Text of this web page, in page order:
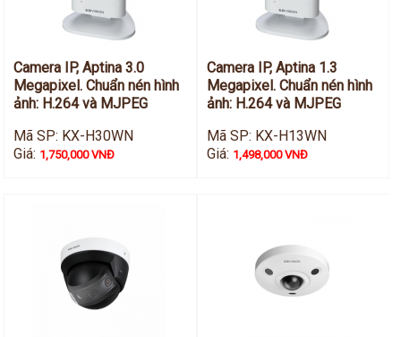
Camera IP, Aptina 3.0
Megapixel. Chuẩn nén hình
ảnh: H.264 và MJPEG
Mã SP: KX-H30WN
Giá: 1,750,000 VNĐ
Camera IP, Aptina 1.3
Megapixel. Chuẩn nén hình
ảnh: H.264 và MJPEG
Mã SP: KX-H13WN
Giá: 1,498,000 VNĐ